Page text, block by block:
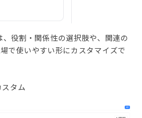
役割・関係性の選択肢や、関連の
で使いやすい形にカスタマイズで
タム